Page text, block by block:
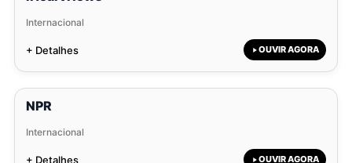
Internacional
+ Detalhes OUVIR AGORA
NPR
Internacional
+ Detalhes OUVIR AGORA